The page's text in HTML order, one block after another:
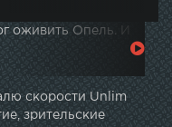
оживить Опель. И
скорости Unlim
зрительские